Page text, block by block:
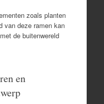
zoals planten
van deze ramen kan
de buitenwereld
en